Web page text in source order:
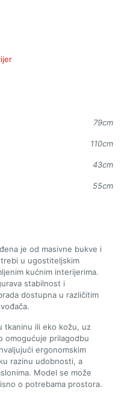
79cm
110cm
43cm
55cm
je od masivne bukve i
u ugostiteljskim
kućnim interijerima.
stabilnost i
dostupna u različitim
tkaninu ili eko kožu, uz
omogućuje prilagodbu
ergonomskim
razinu udobnosti, a
Model se može
o potrebama prostora.